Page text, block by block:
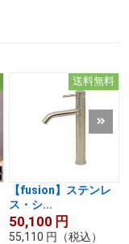
送料無料
【fusion】ステンレ
ス・シ...
50,100 円
55,110 円 （税込）